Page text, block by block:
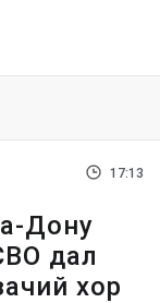
17:13
Дону
дал
хор